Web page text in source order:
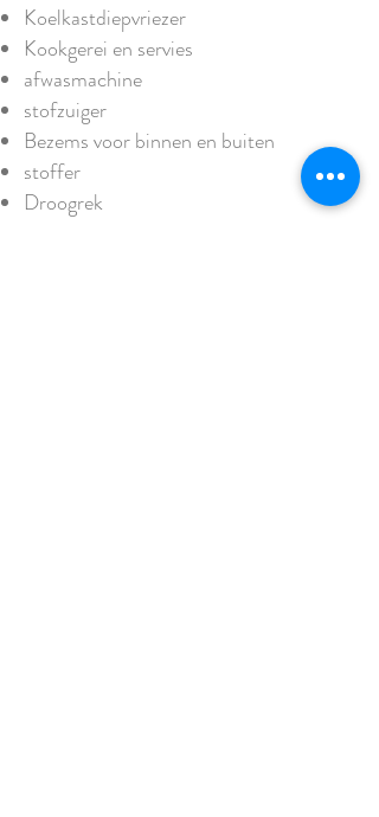
Koelkastdiepvriezer
Kookgerei en servies
afwasmachine
stofzuiger
Bezems voor binnen en buiten
stoffer
Droogrek